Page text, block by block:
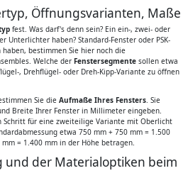
Öffnungsvarianten, Maße
fest. Was darf's denn sein? Ein ein-, zwei- oder
Unterlichter haben? Standard-Fenster oder PSK-
bestimmen Sie hier noch die
Welche der Fenstersegmentesollen etwa
, Drehflügel- oder Dreh-Kipp-Variante zu öffnen
Sie die Aufmaße Ihres Fensters. Sie
Breite Ihrer Fenster in Millimeter eingeben.
Schritt für eine zweiteilige Variante mit Oberlicht
etwa 750 mm + 750 mm = 1.500
= 1.400 mm in der Höhe betragen.
und der Materialoptiken beim